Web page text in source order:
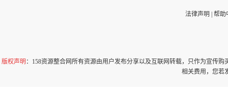
法律声明 帮助
版权声明 ：158资源整合网所有资源由用户发布分享以及互联网转载，只作为宣传
相关费用，您若